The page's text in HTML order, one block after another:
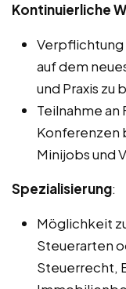
Kontinuierliche
Verpflichtung
auf dem
und Praxis zu
Teilnahme an
Konferenzen
Minijobs und
Spezialisierung:
Möglichkeit
Steuerarten
Steuerrecht,